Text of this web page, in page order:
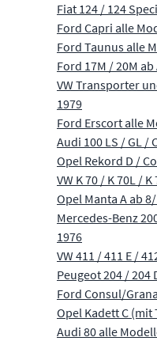
Fiat 124 / 124
Ford Capri alle
Ford Taunus alle
Ford 17M / 20M
VW Transporter
1979
Ford Erscort alle
Audi 100 LS / GL /
Opel Rekord D /
VW K 70 / K 70L / K
Opel Manta A ab
Mercedes-Benz
1976
VW 411 / 411 E /
Peugeot 204 / 204
Ford Consul/
Opel Kadett C (mit
Audi 80 alle